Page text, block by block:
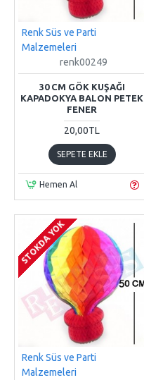
Renk Süs ve Parti
Malzemeleri
renk00249
30 CM GÖK KUŞAĞI
KAPADOKYA BALON PETEK
FENER
20,00TL
SEPETE EKLE
Hemen Al
STOKDA YOK
Renk Süs ve Parti
Malzemeleri